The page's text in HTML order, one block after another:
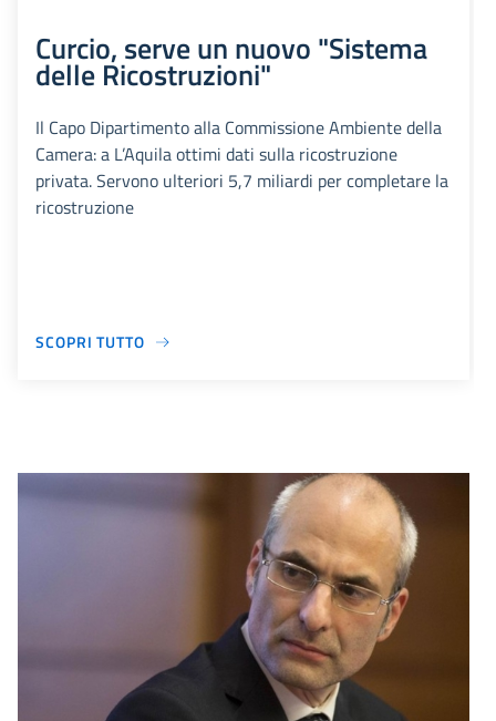
Curcio, serve un nuovo "Sistema
delle Ricostruzioni"
Il Capo Dipartimento alla Commissione Ambiente della
Camera: a L’Aquila ottimi dati sulla ricostruzione
privata. Servono ulteriori 5,7 miliardi per completare la
ricostruzione
SCOPRI TUTTO